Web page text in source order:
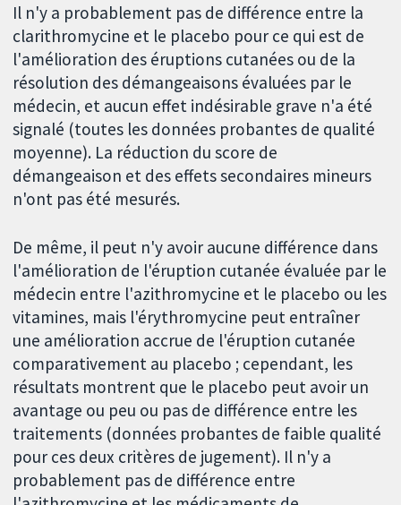
Il n'y a probablement pas de différence entre la
clarithromycine et le placebo pour ce qui est de
l'amélioration des éruptions cutanées ou de la
résolution des démangeaisons évaluées par le
médecin, et aucun effet indésirable grave n'a été
signalé (toutes les données probantes de qualité
moyenne). La réduction du score de
démangeaison et des effets secondaires mineurs
n'ont pas été mesurés.
De même, il peut n'y avoir aucune différence dans
l'amélioration de l'éruption cutanée évaluée par le
médecin entre l'azithromycine et le placebo ou les
vitamines, mais l'érythromycine peut entraîner
une amélioration accrue de l'éruption cutanée
comparativement au placebo ; cependant, les
résultats montrent que le placebo peut avoir un
avantage ou peu ou pas de différence entre les
traitements (données probantes de faible qualité
pour ces deux critères de jugement). Il n'y a
probablement pas de différence entre